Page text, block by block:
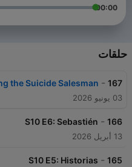
00:00
حلقات
167
-
the Suicide Salesman
03 يونيو 2026
166
-
S10 E6: Sebastién
13 أبريل 2026
165
-
S10 E5: Historias